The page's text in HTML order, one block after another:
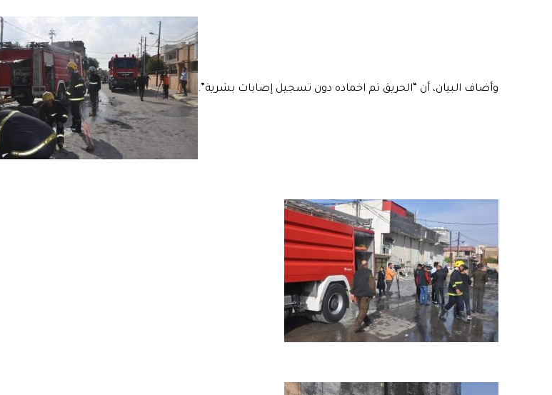
وأضاف البيان، أن “الحريق تم اخماده دون تسجيل إصابات بشرية”.